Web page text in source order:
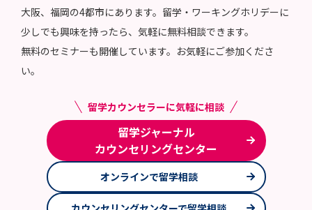
大阪、福岡の4都市にあります。留学・ワーキングホリデーに
少しでも興味を持ったら、気軽に無料相談できます。
無料のセミナーも開催しています。お気軽にご参加くださ
い。
留学カウンセラーに気軽に相談
留学ジャーナル
カウンセリングセンター
オンラインで留学相談